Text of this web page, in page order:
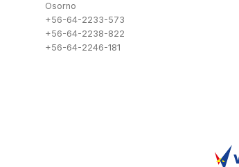
Osorno
+56-64-2233-573
+56-64-2238-822
+56-64-2246-181